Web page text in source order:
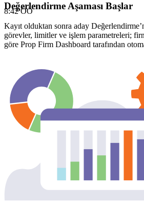
8:42 ÖÖ
Değerlendirme Aşaması Başlar
Kayıt olduktan sonra aday
görevler, limitler ve işlem parametreleri;
göre Prop Firm Dashboard tarafından